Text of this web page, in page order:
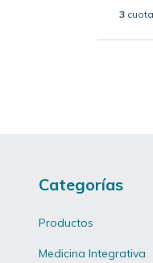
3
Categorías
Productos
Medicina Integrativa